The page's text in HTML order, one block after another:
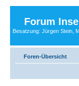
Forum
Besatzung: Jürgen Stein,
Foren-Übersicht